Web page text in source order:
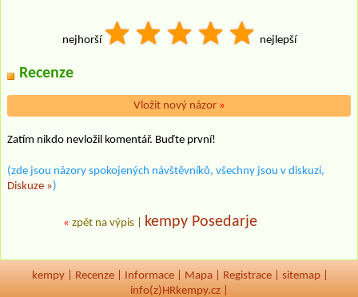
nejhorší nejlepší
Recenze
Vložit nový názor »
Zatím nikdo nevložil komentář. Buďte první!
(zde jsou názory spokojených návštěvníků, všechny jsou v diskuzi,
Diskuze »)
« zpět na výpis kempy Posedarje
kempy Recenze Informace Mapa Registrace sitemap
info(z)HRkempy.cz |